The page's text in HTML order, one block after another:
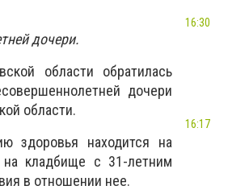
дочери.
области обратилась
дочери
области.
здоровья находится на
кладбище с 31-летним
в отношении нее.
16:30
16:17